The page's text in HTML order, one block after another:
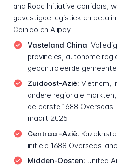
and Road Initiative corridors,
gevestigde logistiek en
Cainiao en Alipay.
Vasteland China:
provincies, autonome
gecontroleerde
Zuidoost-Azië: Vietnam,
andere regionale
de eerste 1688 Overseas
maart 2025
Centraal-Azië:
initiële 1688 Overseas
Midden-Oosten: United